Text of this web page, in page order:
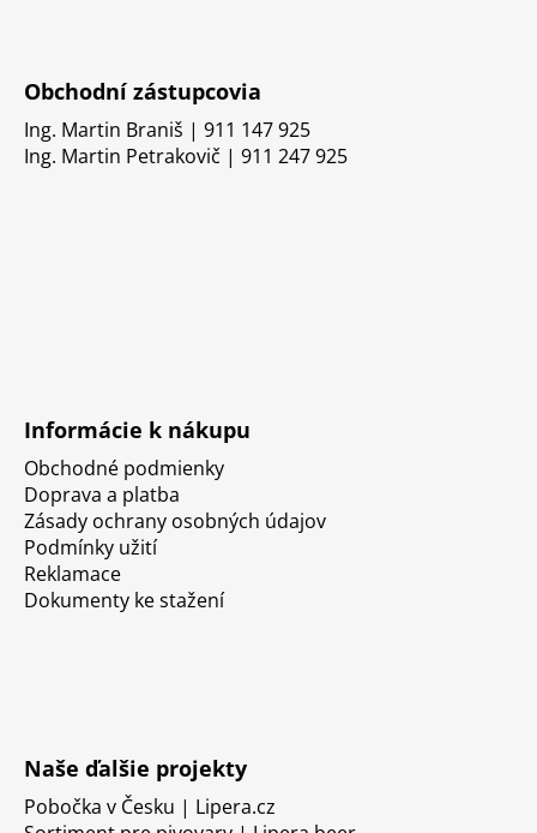
Obchodní zástupcovia
Ing. Martin Braniš | 911 147 925
Ing. Martin Petrakovič | 911 247 925
Informácie k nákupu
Obchodné podmienky
Doprava a platba
Zásady ochrany osobných údajov
Podmínky užití
Reklamace
Dokumenty ke stažení
Naše ďalšie projekty
Pobočka v Česku | Lipera.cz